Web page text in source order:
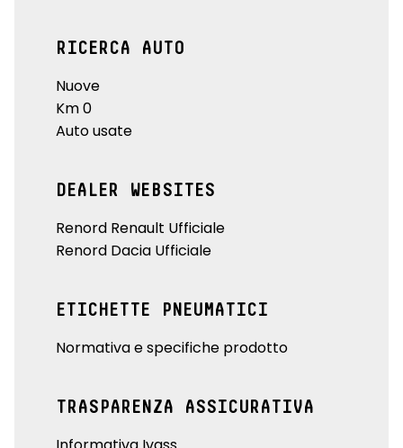
RICERCA AUTO
Nuove
Km 0
Auto usate
DEALER WEBSITES
Renord Renault Ufficiale
Renord Dacia Ufficiale
ETICHETTE PNEUMATICI
Normativa e specifiche prodotto
TRASPARENZA ASSICURATIVA